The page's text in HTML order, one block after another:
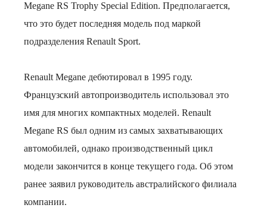
Megane RS Trophy Special Edition. Предполагается,
что это будет последняя модель под маркой
подразделения Renault Sport.
Renault Megane дебютировал в 1995 году.
Французский автопроизводитель использовал это
имя для многих компактных моделей. Renault
Megane RS был одним из самых захватывающих
автомобилей, однако производственный цикл
модели закончится в конце текущего года. Об этом
ранее заявил руководитель австралийского филиала
компании.